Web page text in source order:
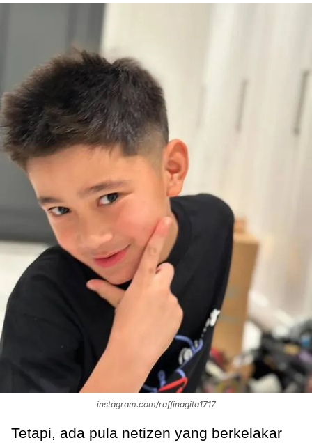
instagram.com/raffinagita1717
Tetapi, ada pula netizen yang berkelakar